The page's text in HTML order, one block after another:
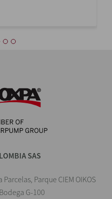
SAS
Parque CIEM OIKOS
G-100